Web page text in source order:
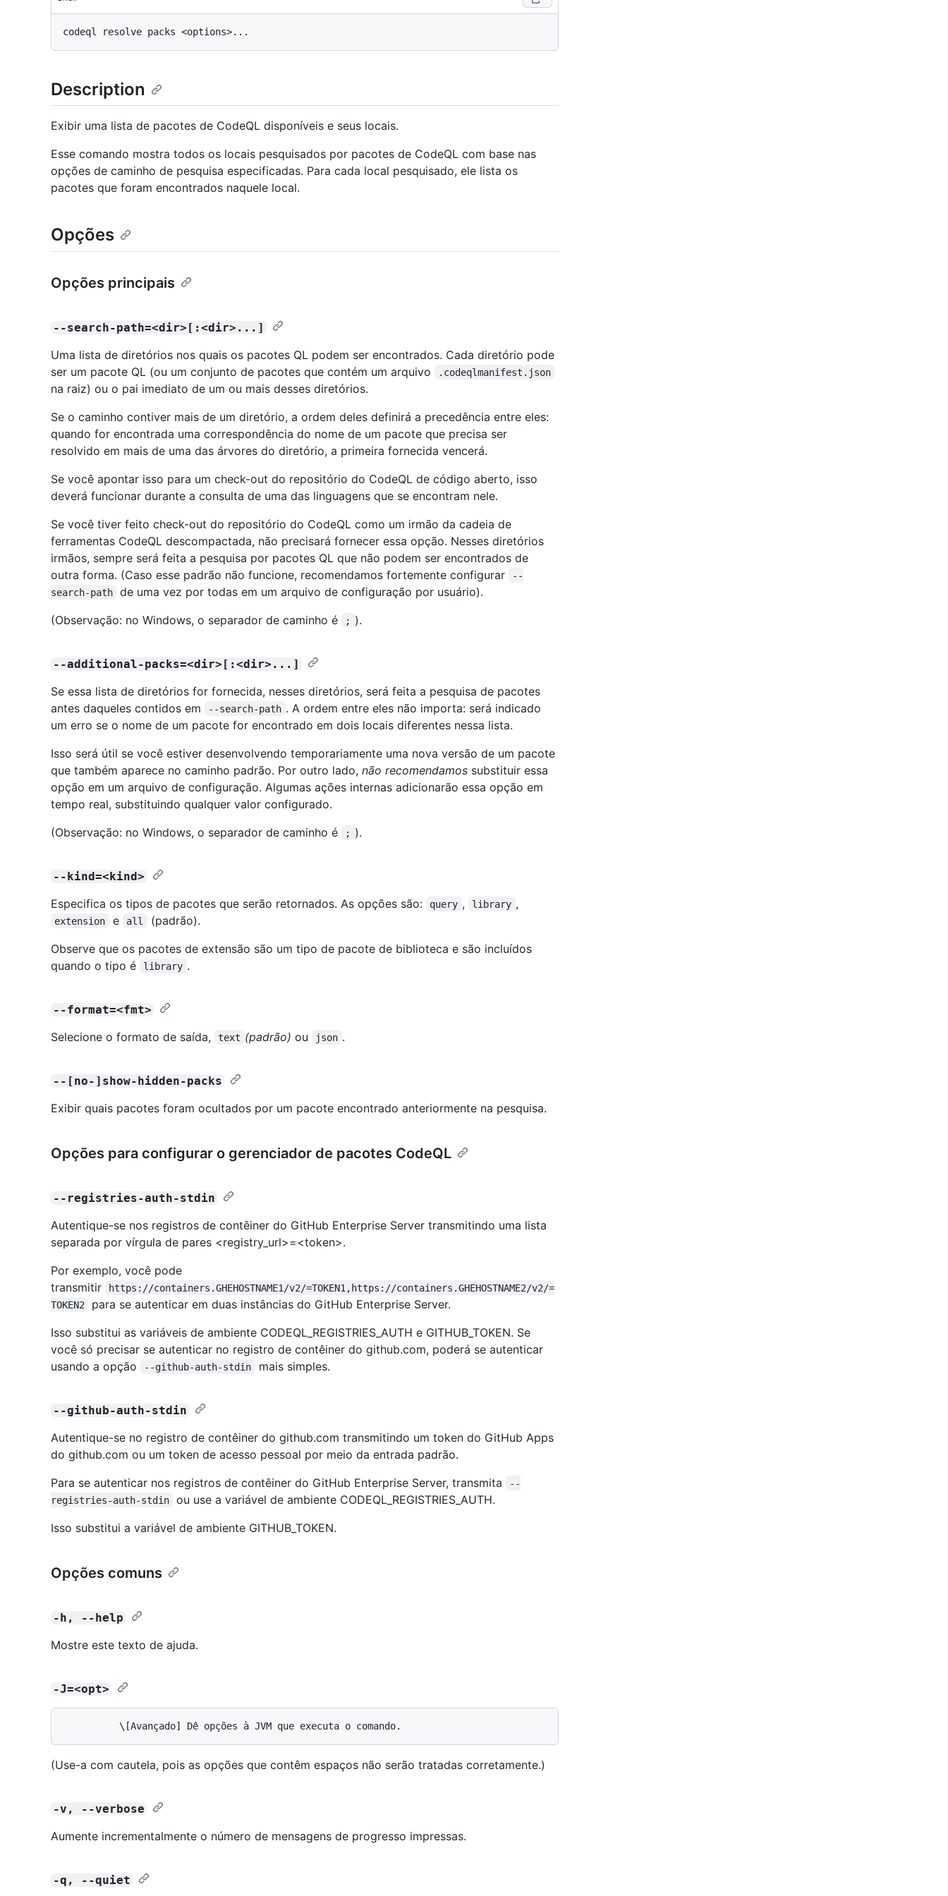
Description
Exibir uma lista de pacotes de CodeQL disponíveis e seus locais.
Esse comando mostra todos os locais pesquisados por pacotes de CodeQL com base nas
opções de caminho de pesquisa especificadas. Para cada local pesquisado, ele lista os
pacotes que foram encontrados naquele local.
Opções
Opções principais
--search-path=<dir>[:<dir>...]
Uma lista de diretórios nos quais os pacotes QL podem ser encontrados. Cada diretório pode
ser um pacote QL (ou um conjunto de pacotes que contém um arquivo
.codeqlmanifest.json
na raiz) ou o pai imediato de um ou mais desses diretórios.
Se o caminho contiver mais de um diretório, a ordem deles definirá a precedência entre eles:
quando for encontrada uma correspondência do nome de um pacote que precisa ser
resolvido em mais de uma das árvores do diretório, a primeira fornecida vencerá.
Se você apontar isso para um check-out do repositório do CodeQL de código aberto, isso
deverá funcionar durante a consulta de uma das linguagens que se encontram nele.
Se você tiver feito check-out do repositório do CodeQL como um irmão da cadeia de
ferramentas CodeQL descompactada, não precisará fornecer essa opção. Nesses diretórios
irmãos, sempre será feita a pesquisa por pacotes QL que não podem ser encontrados de
outra forma. (Caso esse padrão não funcione, recomendamos fortemente configurar
--
search-path
de uma vez por todas em um arquivo de configuração por usuário).
(Observação: no Windows, o separador de caminho é
; ).
--additional-packs=<dir>[:<dir>...]
Se essa lista de diretórios for fornecida, nesses diretórios, será feita a pesquisa de pacotes
antes daqueles contidos em
--search-path . A ordem entre eles não importa: será indicado
um erro se o nome de um pacote for encontrado em dois locais diferentes nessa lista.
Isso será útil se você estiver desenvolvendo temporariamente uma nova versão de um pacote
que também aparece no caminho padrão. Por outro lado, não recomendamos substituir essa
opção em um arquivo de configuração. Algumas ações internas adicionarão essa opção em
tempo real, substituindo qualquer valor configurado.
(Observação: no Windows, o separador de caminho é
; ).
--kind=<kind>
Especifica os tipos de pacotes que serão retornados. As opções são: query , library ,
extension e all
(padrão).
Observe que os pacotes de extensão são um tipo de pacote de biblioteca e são incluídos
quando o tipo é
library .
--format=<fmt>
Selecione o formato de saída, text (padrão) ou json .
--[no-]show-hidden-packs
Exibir quais pacotes foram ocultados por um pacote encontrado anteriormente na pesquisa.
Opções para configurar o gerenciador de pacotes CodeQL
--registries-auth-stdin
Autentique-se nos registros de contêiner do GitHub Enterprise Server transmitindo uma lista
separada por vírgula de pares <registry_url>=<token>.
Por exemplo, você pode
transmitir
https://containers.GHEHOSTNAME1/v2/=TOKEN1,https://containers.GHEHOSTNAME2/v2/=
TOKEN2
para se autenticar em duas instâncias do GitHub Enterprise Server.
Isso substitui as variáveis de ambiente CODEQL_REGISTRIES_AUTH e GITHUB_TOKEN. Se
você só precisar se autenticar no registro de contêiner do github.com, poderá se autenticar
usando a opção
--github-auth-stdin mais simples.
--github-auth-stdin
Autentique-se no registro de contêiner do github.com transmitindo um token do GitHub Apps
do github.com ou um token de acesso pessoal por meio da entrada padrão.
Para se autenticar nos registros de contêiner do GitHub Enterprise Server, transmita
--
registries-auth-stdin
ou use a variável de ambiente CODEQL_REGISTRIES_AUTH.
Isso substitui a variável de ambiente GITHUB_TOKEN.
Opções comuns
-h, --help
Mostre este texto de ajuda.
-J=<opt>
(Use-a com cautela, pois as opções que contêm espaços não serão tratadas corretamente.)
-v, --verbose
Aumente incrementalmente o número de mensagens de progresso impressas.
-q, --quiet